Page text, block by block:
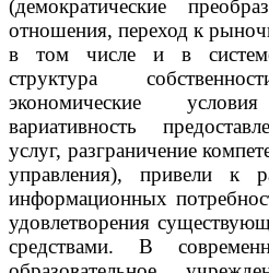
(демократические
отношения, переход к
в том числе и в
структура
экономические
вариативность
услуг, разграничение
управления), привели к
информационных
удовлетворения
средствами. В